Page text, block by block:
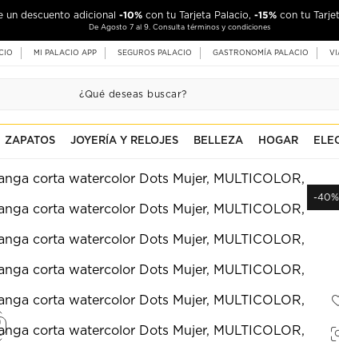
un descuento adicional -10% con tu Tarjeta Palacio, -15% con tu
De Agosto 7 al 9. Consulta términos y condiciones
MI PALACIO APP SEGUROS PALACIO GASTRONOMÍA PALACIO
ZAPATOS JOYERÍA Y RELOJES BELLEZA HOGAR
-40%